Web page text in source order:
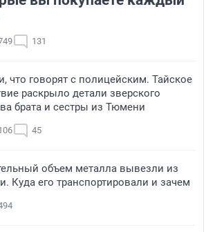
131
что говорят с полицейским. Тайское
раскрыло детали зверского
брата и сестры из Тюмени
45
объем металла вывезли из
Куда его транспортировали и зачем